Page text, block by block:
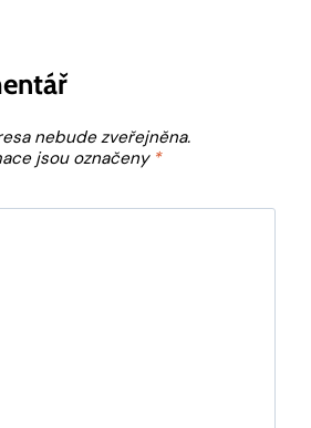
nebude zveřejněna.
jsou označeny *